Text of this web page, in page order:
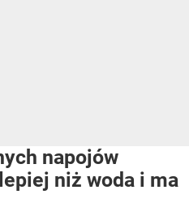
napojów
niż woda i ma